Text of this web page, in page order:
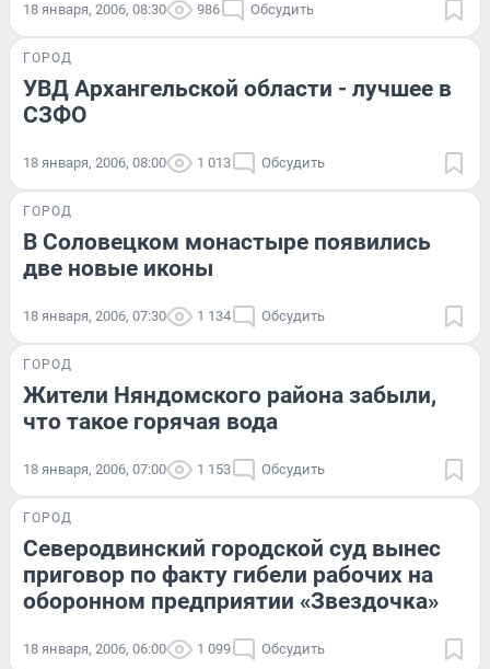
18 января, 2006, 08:30 986 Обсудить
ГОРОД
УВД Архангельской области - лучшее в
СЗФО
18 января, 2006, 08:00 1 013 Обсудить
ГОРОД
В Соловецком монастыре появились
две новые иконы
18 января, 2006, 07:30 1 134 Обсудить
ГОРОД
Жители Няндомского района забыли,
что такое горячая вода
18 января, 2006, 07:00 1 153 Обсудить
ГОРОД
Северодвинский городской суд вынес
приговор по факту гибели рабочих на
оборонном предприятии «Звездочка»
18 января, 2006, 06:00 1 099 Обсудить